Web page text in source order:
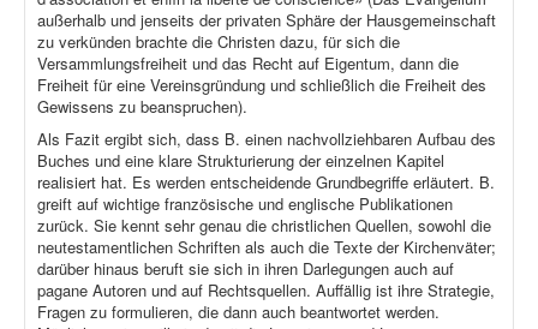
außerhalb und jenseits der privaten Sphäre der Hausgemeinschaft
zu verkünden brachte die Christen dazu, für sich die
Versammlungsfreiheit und das Recht auf Eigentum, dann die
Freiheit für eine Vereinsgründung und schließlich die Freiheit des
Gewissens zu beanspruchen).
Als Fazit ergibt sich, dass B. einen nachvollziehbaren Aufbau des
Buches und eine klare Strukturierung der einzelnen Kapitel
realisiert hat. Es werden entscheidende Grundbegriffe erläutert. B.
greift auf wichtige französische und englische Publikationen
zurück. Sie kennt sehr genau die christlichen Quellen, sowohl die
neutestamentlichen Schriften als auch die Texte der Kirchenväter;
darüber hinaus beruft sie sich in ihren Darlegungen auch auf
pagane Autoren und auf Rechtsquellen. Auffällig ist ihre Strategie,
Fragen zu formulieren, die dann auch beantwortet werden.